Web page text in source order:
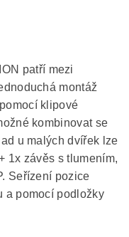
patří mezi
montáž
klipové
kombinovat se
u malých dvířek lze
1x závěs s tlumením,
Seřízení pozice
a pomocí podložky